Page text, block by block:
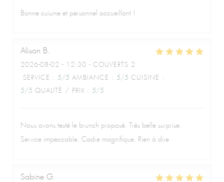
Bonne cuisine et personnel accueillant !
Alison B
2026-08-02 - 12:30 - COUVERTS 2
SERVICE : 5/5 AMBIANCE : 5/5 CUISINE :
5/5 QUALITÉ / PRIX : 5/5
Nous avons testé le brunch proposé. Très belle surprise.
Service impeccable. Cadre magnifique. Rien à dire
Sabine G